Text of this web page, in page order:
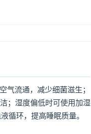
流通，减少细菌滋生；
；湿度偏低时可使用加湿
循环，提高睡眠质量。